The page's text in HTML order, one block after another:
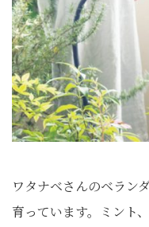
ワタナベさんのベラン
育っています。ミント